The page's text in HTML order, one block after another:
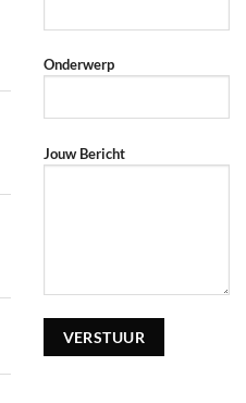
Onderwerp
Jouw Bericht